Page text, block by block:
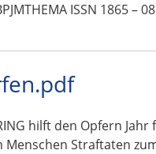
ISSN 1865 –
hilft den Opfern Jahr
Menschen Straftaten